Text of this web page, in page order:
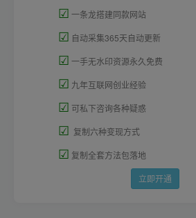
☑ 一条龙搭建同款网站
☑ 自动采集365天自动更新
☑ 一手无水印资源永久免费
☑ 九年互联网创业经验
☑ 可私下咨询各种疑惑
☑ 复制六种变现方式
☑ 复制全套方法包落地
立即开通